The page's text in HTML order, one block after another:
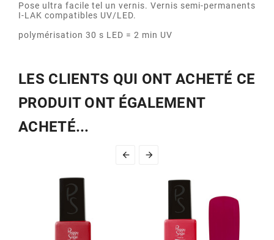
Pose ultra facile tel un vernis. Vernis semi-permanents
I-LAK compatibles UV/LED.
polymérisation 30 s LED = 2 min UV
LES CLIENTS QUI ONT ACHETÉ CE
PRODUIT ONT ÉGALEMENT
ACHETÉ...
 